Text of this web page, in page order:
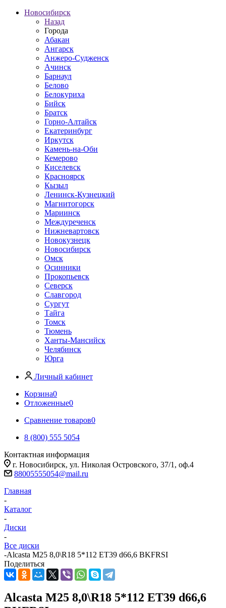
Новосибирск
Назад
Города
Абакан
Ангарск
Анжеро-Судженск
Ачинск
Барнаул
Белово
Белокуриха
Бийск
Братск
Горно-Алтайск
Екатеринбург
Иркутск
Камень-на-Оби
Кемерово
Киселевск
Красноярск
Кызыл
Ленинск-Кузнецкий
Магнитогорск
Мариинск
Междуреченск
Нижневартовск
Новокузнецк
Новосибирск
Омск
Осинники
Прокопьевск
Северск
Славгород
Сургут
Тайга
Томск
Тюмень
Ханты-Мансийск
Челябинск
Юрга
Личный кабинет
Корзина0
Отложенные0
Сравнение товаров0
8 (800) 555 5054
Контактная информация
г. Новосибирск, ул. Николая Островского, 37/1, оф.4
88005555054@mail.ru
Главная
-
Каталог
-
Диски
-
Все диски
-Alcasta M25 8,0\R18 5*112 ET39 d66,6 BKFRSI
Поделиться
Alcasta M25 8,0\R18 5*112 ET39 d66,6